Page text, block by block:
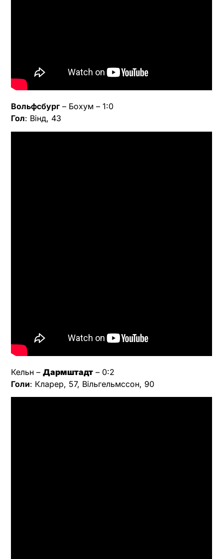
Вольфсбург – Бохум – 1:0
Гол: Вінд, 43
Кельн – Дармштадт – 0:2
Голи: Кларер, 57, Вільгельмссон, 90